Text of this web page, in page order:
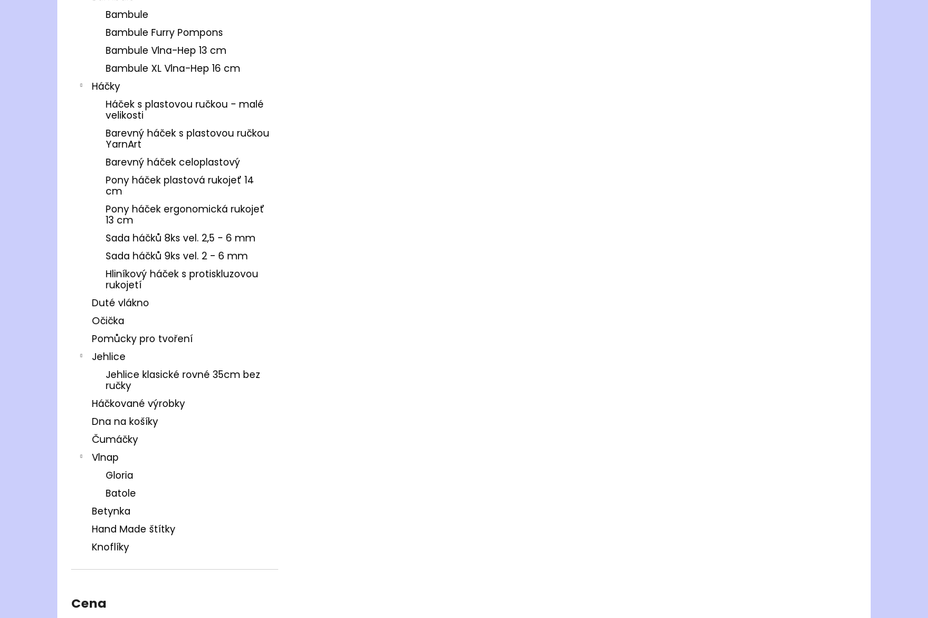
Bambule
Bambule Furry Pompons
Bambule Vlna-Hep 13 cm
Bambule XL Vlna-Hep 16 cm
Háčky
Háček s plastovou ručkou - malé
velikosti
Barevný háček s plastovou ručkou
YarnArt
Barevný háček celoplastový
Pony háček plastová rukojeť 14
cm
Pony háček ergonomická rukojeť
13 cm
Sada háčků 8ks vel. 2,5 - 6 mm
Sada háčků 9ks vel. 2 - 6 mm
Hliníkový háček s protiskluzovou
rukojetí
Duté vlákno
Očička
Pomůcky pro tvoření
Jehlice
Jehlice klasické rovné 35cm bez
ručky
Háčkované výrobky
Dna na košíky
Čumáčky
Vlnap
Gloria
Batole
Betynka
Hand Made štítky
Knoflíky
Cena